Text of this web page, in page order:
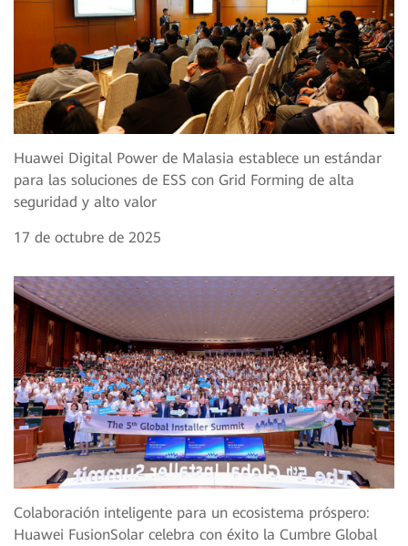
Huawei Digital Power de Malasia establece un estándar
para las soluciones de ESS con Grid Forming de alta
seguridad y alto valor
17 de octubre de 2025
Colaboración inteligente para un ecosistema próspero:
Huawei FusionSolar celebra con éxito la Cumbre Global